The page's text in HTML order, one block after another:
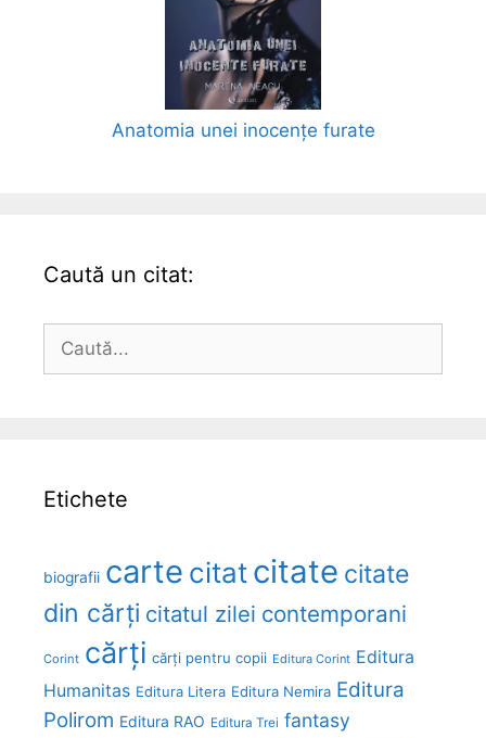
Anatomia unei inocențe furate
Caută un citat:
după:
Etichete
biografii carte citatcitate citate
din cărți citatul zilei contemporani
Corint cărți cărți pentru copii Editura Corint Editura
Humanitas Editura Litera Editura Nemira Editura
Polirom Editura RAO Editura Trei fantasy